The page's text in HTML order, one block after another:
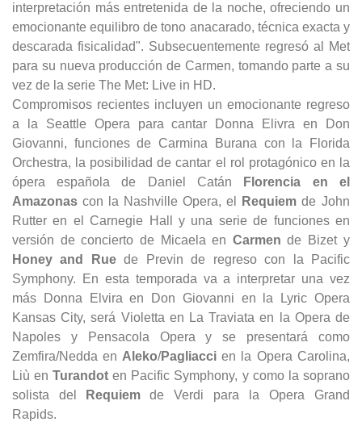
interpretación más entretenida de la noche, ofreciendo un
emocionante equilibro de tono anacarado, técnica exacta y
descarada fisicalidad". Subsecuentemente regresó al Met
para su nueva producción de Carmen, tomando parte a su
vez de la serie The Met: Live in HD.
Compromisos recientes incluyen un emocionante regreso
a la Seattle Opera para cantar Donna Elivra en Don
Giovanni, funciones de Carmina Burana con la Florida
Orchestra, la posibilidad de cantar el rol protagónico en la
ópera española de Daniel Catán
Florencia en el
Amazonas con la Nashville Opera, el Requiem de John
Rutter en el Carnegie Hall y una serie de funciones en
versión de concierto de Micaela en Carmen de Bizet y
Honey and Rue de Previn de regreso con la Pacific
Symphony. En esta temporada va a interpretar una vez
más Donna Elvira en Don Giovanni en la Lyric Opera
Kansas City, será Violetta en La Traviata en la Opera de
Napoles y Pensacola Opera y se presentará como
Zemfira/Nedda en Aleko/Pagliacci en la Opera Carolina,
Liù en Turandot en Pacific Symphony, y como la soprano
solista del
Requiem de Verdi para la Opera Grand
Rapids.